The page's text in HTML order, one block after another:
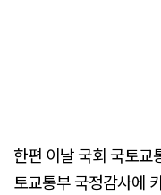
한편 이날 국회 국토
토교통부 국정감사에